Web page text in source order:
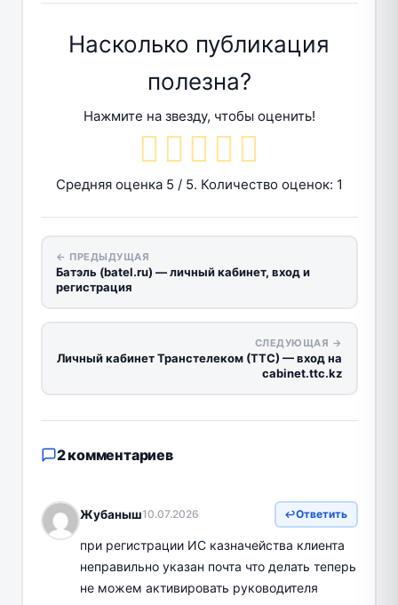
Насколько публикация
полезна?
Нажмите на звезду, чтобы оценить!
Средняя оценка 5 / 5. Количество оценок: 1
← ПРЕДЫДУЩАЯ
Батэль (batel.ru) — личный кабинет, вход и
регистрация
СЛЕДУЮЩАЯ →
Личный кабинет Транстелеком (ТТС) — вход на
cabinet.ttc.kz
2 комментариев
Жубаныш10.07.2026 Ответить
при регистрации ИС казначейства клиента
неправильно указан почта что делать теперь
не можем активировать руководителя